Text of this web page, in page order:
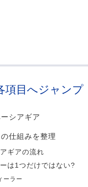
項目へジャンプ
シアギア
仕組みを整理
ギアの流れ
は1つだけではない?
ーラー